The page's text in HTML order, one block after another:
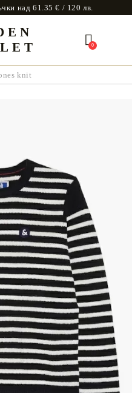
над 61.35 € / 120 лв.
0
knit